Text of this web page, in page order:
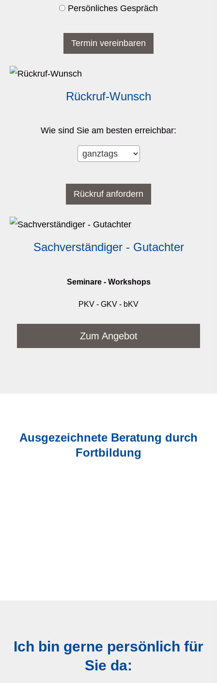
Persönliches Gespräch
Rück­ruf-Wunsch
Wie sind Sie am besten erreichbar:
Sachverständiger - Gutachter
Seminare - Workshops
PKV - GKV - bKV
Zum Angebot
Ausgezeichnete Beratung durch
Fortbildung
Ich bin gerne persönlich für
Sie da: